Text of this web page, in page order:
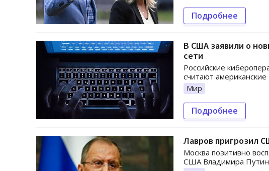
Подробнее
В США заявили о
сети
Российские
считают
Мир
Подробнее
Лавров пригрозил
Москва позитивно
США Владимира